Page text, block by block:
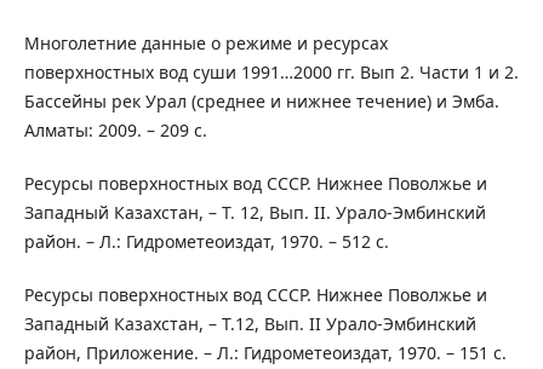
Многолетние данные о режиме и ресурсах
поверхностных вод суши 1991…2000 гг. Вып 2. Части 1 и 2.
Бассейны рек Урал (среднее и нижнее течение) и Эмба.
Алматы: 2009. – 209 с.
Ресурсы поверхностных вод СССР. Нижнее Поволжье и
Западный Казахстан, – Т. 12, Вып. II. Урало-Эмбинский
район. – Л.: Гидрометеоиздат, 1970. – 512 с.
Ресурсы поверхностных вод СССР. Нижнее Поволжье и
Западный Казахстан, – Т.12, Вып. II Урало-Эмбинский
район, Приложение. – Л.: Гидрометеоиздат, 1970. – 151 с.